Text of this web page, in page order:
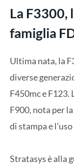
La F3300,
famiglia
Ultima nata, la
diverse
F450mc e F123.
F900, nota per
di stampa e
Stratasys è alla